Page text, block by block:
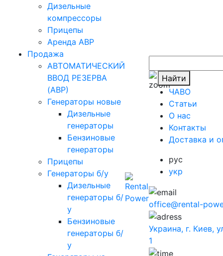
Дизельные
компрессоры
Прицепы
Аренда АВР
Продажа
АВТОМАТИЧЕСКИЙ
ВВОД РЕЗЕРВА
(АВР)
Генераторы новые
Дизельные
генераторы
Бензиновые
генераторы
Прицепы
Генераторы б/у
Дизельные
генераторы б/
у
Бензиновые
генераторы б/
у
Найти
ЧАВО
Cтатьи
O нас
Контакты
Доставка и
рус
укр
office@rental-
Украина, г. Киев,
1